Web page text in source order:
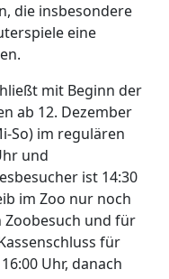
die insbesondere
eine
mit Beginn der
ab 12. Dezember
So) im regulären
und
ist 14:30
im Zoo nur noch
Zoobesuch und für
für
Uhr, danach